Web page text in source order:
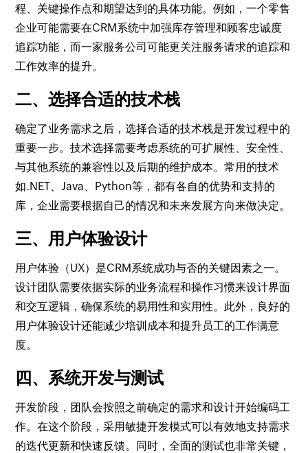
程、关键操作点和期望达到的具体功能。例如，一个零售
企业可能需要在CRM系统中加强库存管理和顾客忠诚度
追踪功能，而一家服务公司可能更关注服务请求的追踪和
工作效率的提升。
二、选择合适的技术栈
确定了业务需求之后，选择合适的技术栈是开发过程中的
重要一步。技术选择需要考虑系统的可扩展性、安全性、
与其他系统的兼容性以及后期的维护成本。常用的技术
如.NET、Java、Python等，都有各自的优势和支持的
库，企业需要根据自己的情况和未来发展方向来做决定。
三、用户体验设计
用户体验（UX）是CRM系统成功与否的关键因素之一。
设计团队需要依据实际的业务流程和操作习惯来设计界面
和交互逻辑，确保系统的易用性和实用性。此外，良好的
用户体验设计还能减少培训成本和提升员工的工作满意
度。
四、系统开发与测试
开发阶段，团队会按照之前确定的需求和设计开始编码工
作。在这个阶段，采用敏捷开发模式可以有效地支持需求
的迭代更新和快速反馈。同时，全面的测试也非常关键，